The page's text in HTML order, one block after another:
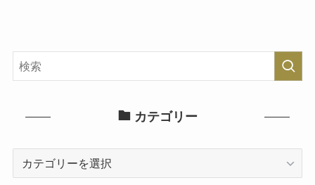
カテゴリー